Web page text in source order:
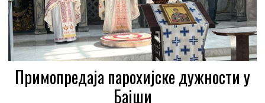
Примопредаја парохијске дужности у
Бајши